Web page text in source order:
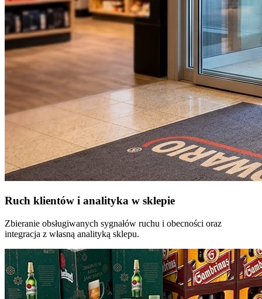
Ruch klientów i analityka w sklepie
Zbieranie obsługiwanych sygnałów ruchu i obecności oraz
integracja z własną analityką sklepu.